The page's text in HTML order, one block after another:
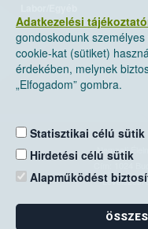
Adatkezelési
gondoskodunk
cookie-kat (sütiket)
érdekében, melynek
„Elfogadom” gombra.
Statisztikai célú sütik
Hirdetési célú sütik
Alapműködést
Nemzeti
Levelezési
E-mail: